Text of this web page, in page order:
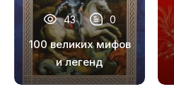
43 0
100 великих мифов
и легенд